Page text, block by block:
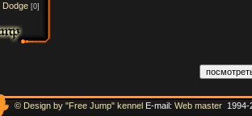
Dodge [0]
© Design by "Free Jump" kennelE-mail: Web master